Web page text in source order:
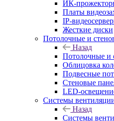
ИК-
Платы
IP-
Жесткие диски
Потолочные и
Назад
Потолочные и
Облицовка
Подвесные
Стеновые
LED-
Системы
Назад
Системы